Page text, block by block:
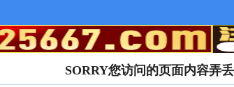
SORRY您访问的页面内容弄丢